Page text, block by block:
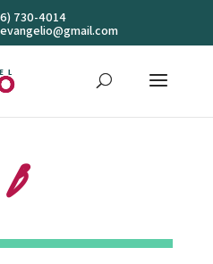
730-4014
B